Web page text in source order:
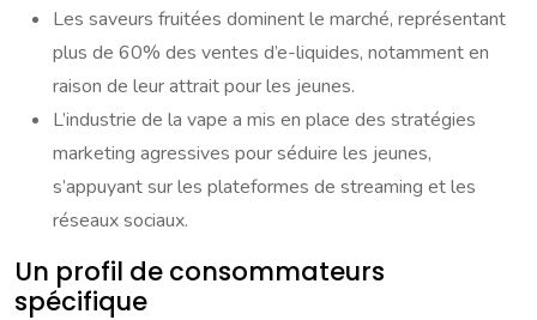
Les saveurs fruitées dominent le marché, représentant
plus de 60% des ventes d’e-liquides, notamment en
raison de leur attrait pour les jeunes.
L’industrie de la vape a mis en place des stratégies
marketing agressives pour séduire les jeunes,
s’appuyant sur les plateformes de streaming et les
réseaux sociaux.
Un profil de consommateurs
spécifique